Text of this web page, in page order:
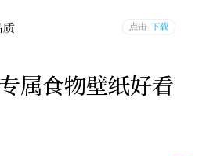
属食物壁纸好看